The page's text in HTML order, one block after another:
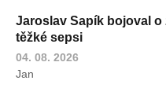
Jaroslav Sapík bojoval o
těžké sepsi
04. 08. 2026
Jan